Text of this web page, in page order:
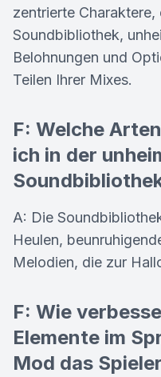
zentrierte Charaktere,
Soundbibliothek,
Belohnungen und
Teilen Ihrer Mixes.
F: Welche
ich in der
A: Die
Heulen,
Melodien, die zur
F: Wie
Elemente im
Mod das